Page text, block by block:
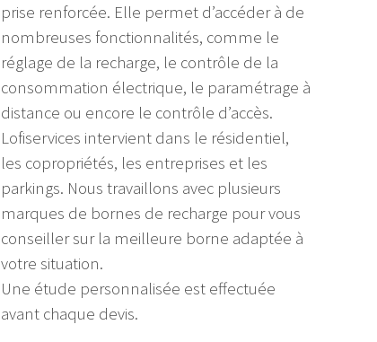
prise renforcée. Elle permet d’accéder à de
nombreuses fonctionnalités, comme le
réglage de la recharge, le contrôle de la
consommation électrique, le paramétrage à
distance ou encore le contrôle d’accès.
Lofiservices intervient dans le résidentiel,
les copropriétés, les entreprises et les
parkings. Nous travaillons avec plusieurs
marques de bornes de recharge pour vous
conseiller sur la meilleure borne adaptée à
votre situation.
Une étude personnalisée est effectuée
avant chaque devis.